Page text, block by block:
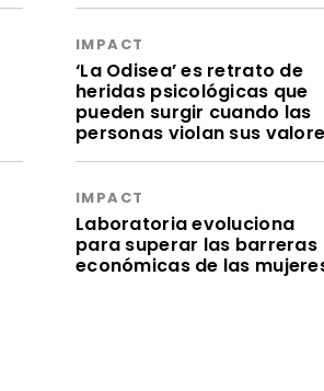
IMPACT
‘La Odisea’ es retrato de
heridas psicológicas que
pueden surgir cuando las
personas violan sus
IMPACT
Laboratoria evoluciona
para superar las barreras
económicas de las